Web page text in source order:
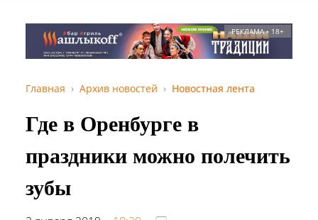
РЕКЛАМА • 18+
Главная Архив новостей Новостная лента
Где в Оренбурге в
праздники можно полечить
зубы